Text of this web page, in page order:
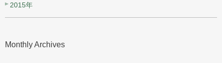
2015年
Monthly Archives